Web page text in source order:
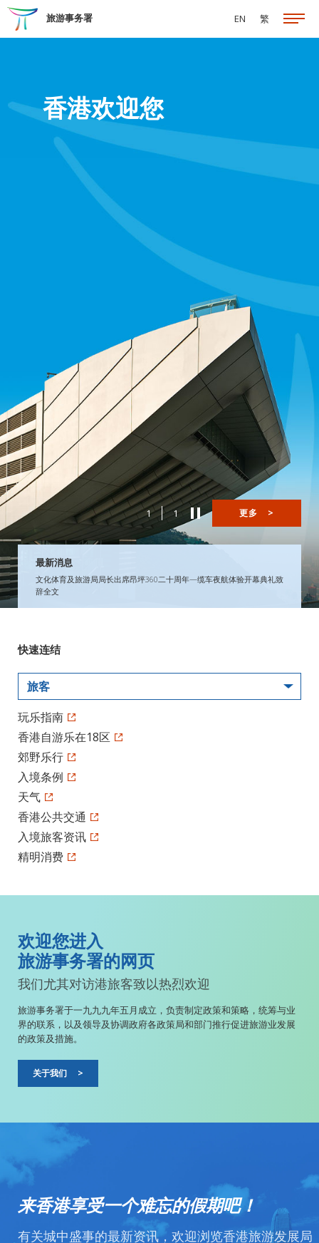
跳至主要内容
旅游事务署 EN 繁
香港欢迎您
1 1 更多 >
最新消息
文化体育及旅游局局长出席昂坪360二十周年—缆车夜航体验开幕典礼致
辞全文
快速连结
旅客
玩乐指南
香港自游乐在18区
郊野乐行
入境条例
天气
香港公共交通
入境旅客资讯
精明消费
欢迎您进入
旅游事务署的网页
我们尤其对访港旅客致以热烈欢迎
旅游事务署于一九九九年五月成立，负责制定政策和策略，统筹与业
界的联系，以及领导及协调政府各政策局和部门推行促进旅游业发展
的政策及措施。
关于我们 >
来香港享受一个难忘的假期吧！
有关城中盛事的最新资讯，欢迎浏览香港旅游发展局